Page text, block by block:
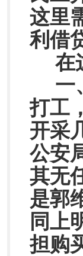
这里
利借
在
一
打工
开采
公安
其无
是郭
同上
担购